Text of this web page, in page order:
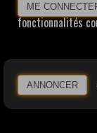
ME
fonctionnalités
ANNONCER